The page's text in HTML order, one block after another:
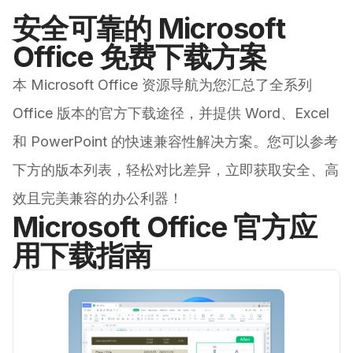
安全可靠的 Microsoft
Office 免费下载方案
本 Microsoft Office 资源导航为您汇总了全系列
Office 版本的官方下载途径，并提供 Word、Excel
和 PowerPoint 的快速兼容性解决方案。您可以参考
下方的版本列表，轻松对比差异，立即获取安全、高
效且完美兼容的办公利器！
Microsoft Office 官方应
用下载指南